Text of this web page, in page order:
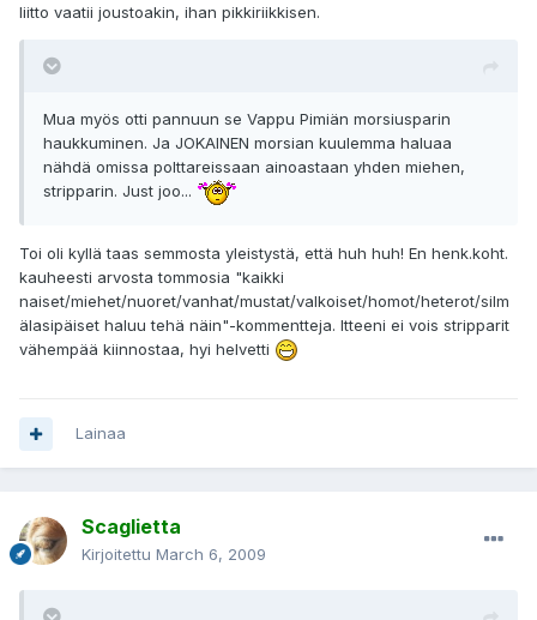
liitto vaatii joustoakin, ihan pikkiriikkisen.
Mua myös otti pannuun se Vappu Pimiän morsiusparin
haukkuminen. Ja JOKAINEN morsian kuulemma haluaa
nähdä omissa polttareissaan ainoastaan yhden miehen,
stripparin. Just joo...
Toi oli kyllä taas semmosta yleistystä, että huh huh! En henk.koht.
kauheesti arvosta tommosia "kaikki
naiset/miehet/nuoret/vanhat/mustat/valkoiset/homot/heterot/silm
älasipäiset haluu tehä näin"-kommentteja. Itteeni ei vois stripparit
vähempää kiinnostaa, hyi helvetti
Lainaa
Scaglietta
Kirjoitettu March 6, 2009